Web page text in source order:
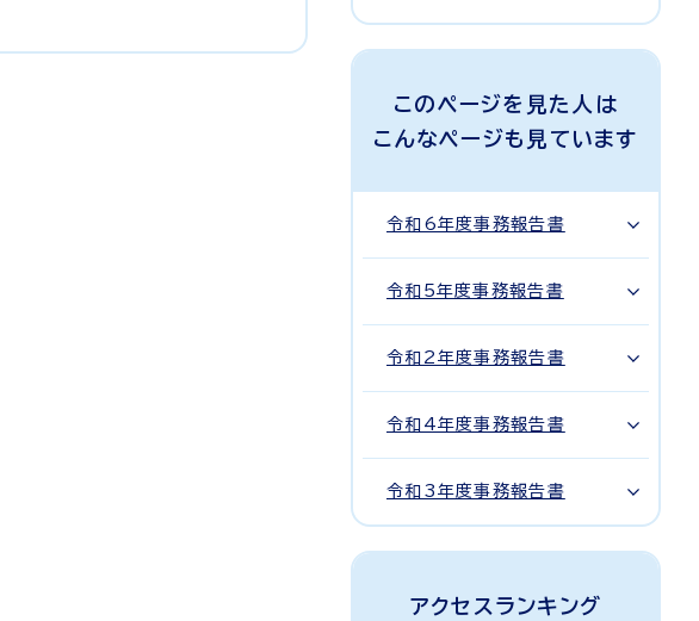
このページを見た人は
こんなページも見ています
令和6年度事務報告書
令和5年度事務報告書
令和2年度事務報告書
令和4年度事務報告書
令和3年度事務報告書
アクセスランキング